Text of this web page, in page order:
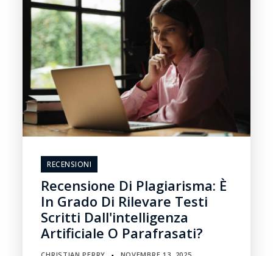
RECENSIONI
Recensione Di Plagiarisma: È
In Grado Di Rilevare Testi
Scritti Dall'intelligenza
Artificiale O Parafrasati?